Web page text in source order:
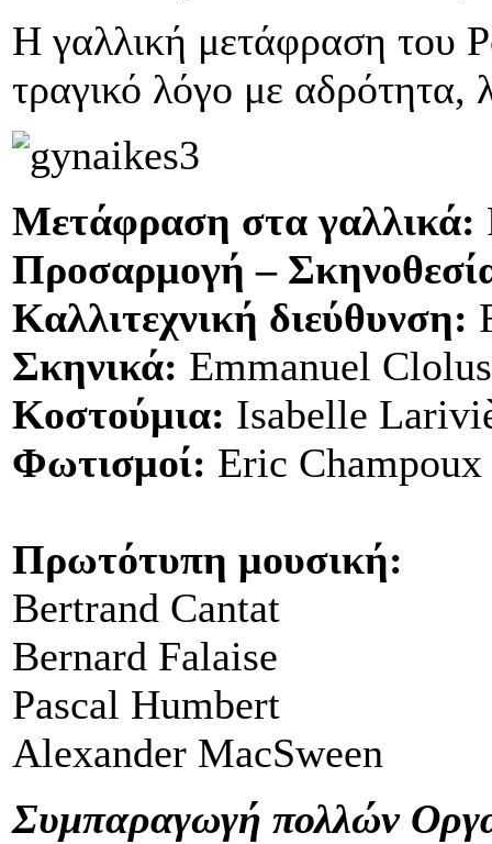
Η γαλλική μετάφραση του
τραγικό λόγο με αδρότητα,
Μετάφραση στα γαλλικά:
Προσαρμογή –
Καλλιτεχνική διεύθυνση:
Σκηνικά: Emmanuel Clolus
Κοστούμια: Isabelle
Φωτισμοί: Eric Champoux
Πρωτότυπη μουσική:
Bertrand Cantat
Bernard Falaise
Pascal Humbert
Alexander MacSween
Συμπαραγωγή πολλών